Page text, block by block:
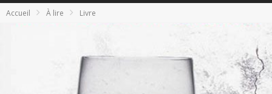
« Le Béton et le Bambou / Propositions pour Mayotte et le Monde. » - Améliorations !
Accueil À lire Livre